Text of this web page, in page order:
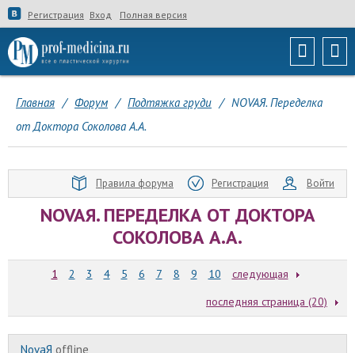
Регистрация Вход Полная версия
Главная / Форум / Подтяжка груди / NOVAЯ. Переделка
от Доктора Соколова А.А.
Правила форума Регистрация Войти
NOVAЯ. ПЕРЕДЕЛКА ОТ ДОКТОРА
СОКОЛОВА А.А.
1 2 3 4 5 6 7 8 9 10
следующая
последняя страница (20)
NovaЯ offline